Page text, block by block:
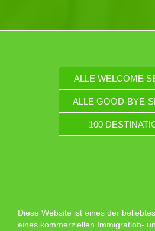
ALLE WELCOME
ALLE GOOD-BYE-
100
Diese Website ist eines der
eines kommerziellen Immigration-